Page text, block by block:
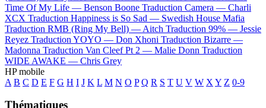
Time Of My Life — Benson Boone Traduction Camera — Charli
XCX Traduction Happiness is So Sad — Swedish House Mafia
Traduction RMB (Ring My Bell) — Aitch Traduction 99% — Jessie
Reyez Traduction YOYO — Don Xhoni Traduction Bizarre —
Madonna Traduction Van Cleef Pt 2 — Malie Donn Traduction
WIDE AWAKE — Chris Grey
HP mobile
A B C D E F G H I J K L M N O P Q R S T U V W X Y Z 0-9
Thématiques